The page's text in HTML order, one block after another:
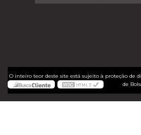
O inteiro teor deste site está sujeito à proteção de
de